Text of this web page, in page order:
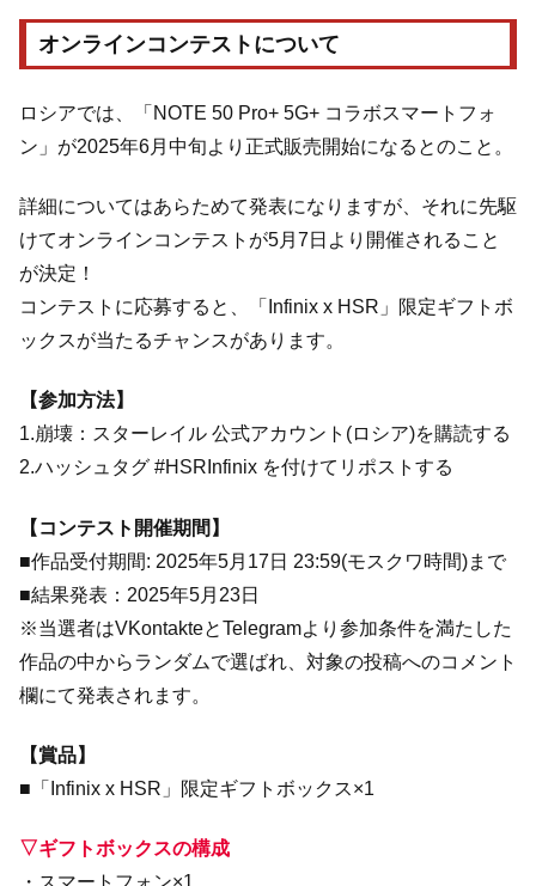
オンラインコンテストについて
ロシアでは、「NOTE 50 Pro+ 5G+ コラボスマートフォ
ン」が2025年6月中旬より正式販売開始になるとのこと。
詳細についてはあらためて発表になりますが、それに先駆
けてオンラインコンテストが5月7日より開催されること
が決定！
コンテストに応募すると、「Infinix x HSR」限定ギフトボ
ックスが当たるチャンスがあります。
【参加方法】
1.崩壊：スターレイル 公式アカウント(ロシア)を購読する
2.ハッシュタグ #HSRInfinix を付けてリポストする
【コンテスト開催期間】
■作品受付期間: 2025年5月17日 23:59(モスクワ時間)まで
■結果発表：2025年5月23日
※当選者はVKontakteとTelegramより参加条件を満たした
作品の中からランダムで選ばれ、対象の投稿へのコメント
欄にて発表されます。
【賞品】
■「Infinix x HSR」限定ギフトボックス×1
▽ギフトボックスの構成